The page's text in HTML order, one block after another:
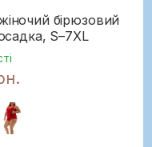
бірюзовий
S–7XL